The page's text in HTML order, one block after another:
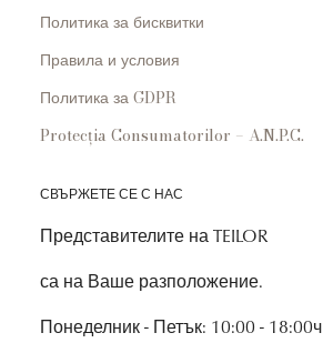
Политика за бисквитки
Правила и условия
Политика за GDPR
Protecția Consumatorilor – A.N.P.C.
СВЪРЖЕТЕ СЕ С НАС
Представителите на TEILOR
са на Ваше разположение.
Понеделник - Петък: 10:00 - 18:00ч